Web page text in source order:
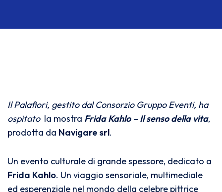
Il Palafiori, gestito dal Consorzio Gruppo Eventi, ha
ospitato la mostra Frida Kahlo – Il senso della vita,
prodotta da Navigare srl.
Un evento culturale di grande spessore, dedicato a
Frida Kahlo. Un viaggio sensoriale, multimediale
ed esperenziale nel mondo della celebre pittrice